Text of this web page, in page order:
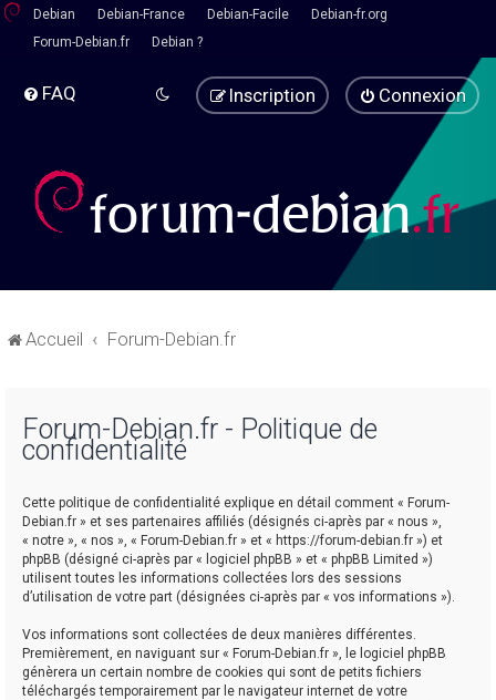
Debian Debian-France Debian-Facile
Debian-fr.org
Forum-Debian.fr
Debian ?
FAQ Connexion
Inscription
Accueil Forum-Debian.fr
Forum-Debian.fr - Politique de
confidentialité
Cette politique de confidentialité explique en détail comment « Forum-
Debian.fr » et ses partenaires affiliés (désignés ci-après par « nous »,
« notre », « nos », « Forum-Debian.fr » et « https://forum-debian.fr ») et
phpBB (désigné ci-après par « logiciel phpBB » et « phpBB Limited »)
utilisent toutes les informations collectées lors des sessions
d’utilisation de votre part (désignées ci-après par « vos informations »).
Vos informations sont collectées de deux manières différentes.
Premièrement, en naviguant sur « Forum-Debian.fr », le logiciel phpBB
génèrera un certain nombre de cookies qui sont de petits fichiers
téléchargés temporairement par le navigateur internet de votre